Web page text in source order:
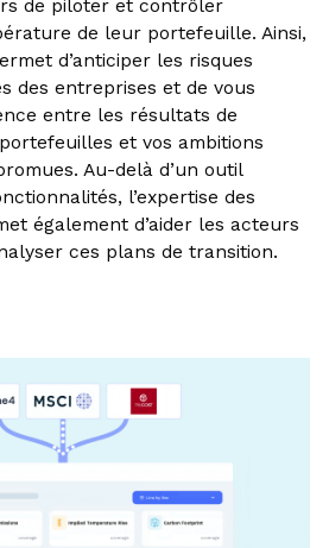
de piloter et contrôler
de leur portefeuille. Ainsi,
d’anticiper les risques
des entreprises et de vous
entre les résultats de
et vos ambitions
Au-delà d’un outil
l’expertise des
également d’aider les acteurs
ces plans de transition.